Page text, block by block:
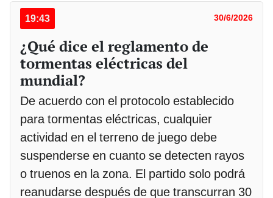
19:43 30/6/2026
¿Qué dice el reglamento de
tormentas eléctricas del
mundial?
De acuerdo con el protocolo establecido
para tormentas eléctricas, cualquier
actividad en el terreno de juego debe
suspenderse en cuanto se detecten rayos
o truenos en la zona. El partido solo podrá
reanudarse después de que transcurran 30